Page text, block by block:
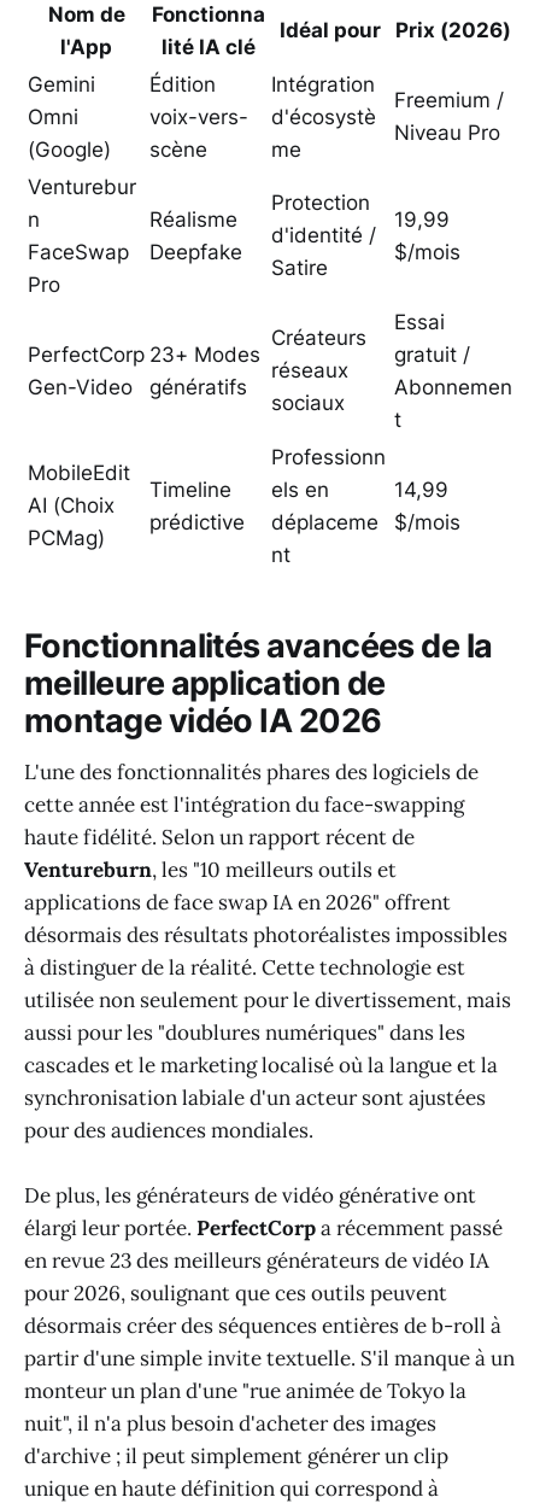
Nom de
l'App
Fonctionna
lité IA clé
Idéal pour Prix (2026)
Gemini
Omni
(Google)
Édition
voix-vers-
scène
Intégration
d'écosystè
me
Freemium /
Niveau Pro
Venturebur
n
FaceSwap
Pro
Réalisme
Deepfake
Protection
d'identité /
Satire
19,99
$/mois
PerfectCorp
Gen-Video
23+ Modes
génératifs
Créateurs
réseaux
sociaux
Essai
gratuit /
Abonnemen
t
MobileEdit
AI (Choix
PCMag)
Timeline
prédictive
Professionn
els en
déplaceme
nt
14,99
$/mois
Fonctionnalités avancées de la
meilleure application de
montage vidéo IA 2026
L'une des fonctionnalités phares des logiciels de
cette année est l'intégration du face-swapping
haute fidélité. Selon un rapport récent de
Ventureburn, les "10 meilleurs outils et
applications de face swap IA en 2026" offrent
désormais des résultats photoréalistes impossibles
à distinguer de la réalité. Cette technologie est
utilisée non seulement pour le divertissement, mais
aussi pour les "doublures numériques" dans les
cascades et le marketing localisé où la langue et la
synchronisation labiale d'un acteur sont ajustées
pour des audiences mondiales.
De plus, les générateurs de vidéo générative ont
élargi leur portée. PerfectCorpa récemment passé
en revue 23 des meilleurs générateurs de vidéo IA
pour 2026, soulignant que ces outils peuvent
désormais créer des séquences entières de b-roll à
partir d'une simple invite textuelle. S'il manque à un
monteur un plan d'une "rue animée de Tokyo la
nuit", il n'a plus besoin d'acheter des images
d'archive ; il peut simplement générer un clip
unique en haute définition qui correspond à